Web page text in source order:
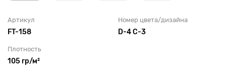
Артикул
FT-158
Номер цвета/дизайна
D-4 C-3
Плотность
105 гр/м²